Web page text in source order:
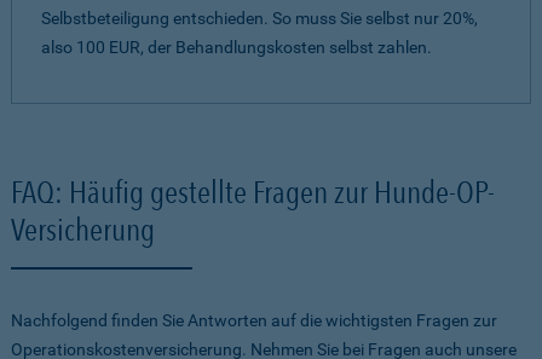
Selbstbeteiligung entschieden. So muss Sie selbst nur 20%,
also 100 EUR, der Behandlungskosten selbst zahlen.
FAQ: Häufig gestellte Fragen zur Hunde-OP-
Versicherung
Nachfolgend finden Sie Antworten auf die wichtigsten Fragen zur
Operationskostenversicherung. Nehmen Sie bei Fragen auch unsere